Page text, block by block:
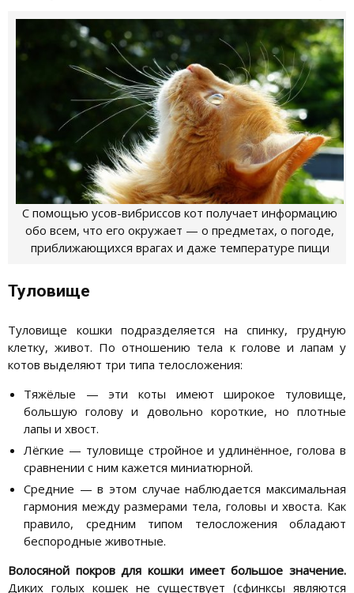
С помощью усов-вибриссов кот получает информацию
обо всем, что его окружает — о предметах, о погоде,
приближающихся врагах и даже температуре пищи
Туловище
Туловище кошки подразделяется на спинку, грудную
клетку, живот. По отношению тела к голове и лапам у
котов выделяют три типа телосложения:
Тяжёлые — эти коты имеют широкое туловище,
большую голову и довольно короткие, но плотные
лапы и хвост.
Лёгкие — туловище стройное и удлинённое, голова в
сравнении с ним кажется миниатюрной.
Средние — в этом случае наблюдается максимальная
гармония между размерами тела, головы и хвоста. Как
правило, средним типом телосложения обладают
беспородные животные.
Волосяной покров для кошки имеет большое значение.
Диких голых кошек не существует (сфинксы являются